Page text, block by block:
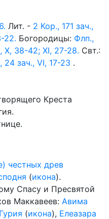
Лит. - 2 Кор., 171 зач.,
22. Богородицы: Флп.,
X, 38-42; XI, 27-28. Свт.:
24 зач., VI, 17-23 .
Креста
честных древ
(икона).
Спасу и Пресвятой
Маккавеев: Авима
Гурия (икона), Елеазара